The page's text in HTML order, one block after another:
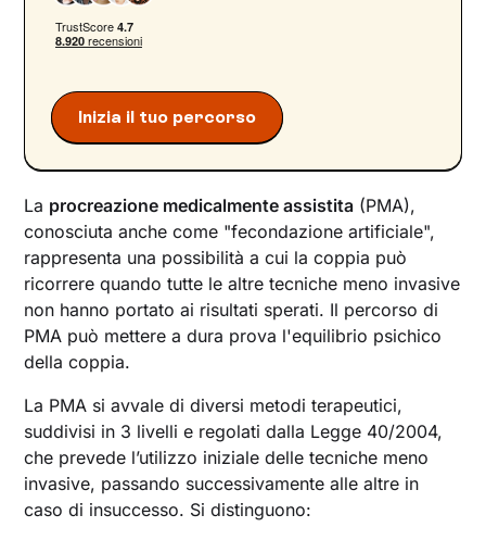
Inizia il tuo percorso
La procreazione medicalmente assistita (PMA),
conosciuta anche come "fecondazione artificiale",
rappresenta una possibilità a cui la coppia può
ricorrere quando tutte le altre tecniche meno invasive
non hanno portato ai risultati sperati. Il percorso di
PMA può mettere a dura prova l'equilibrio psichico
della coppia.
La PMA si avvale di diversi metodi terapeutici,
suddivisi in 3 livelli e regolati dalla Legge 40/2004,
che prevede l’utilizzo iniziale delle tecniche meno
invasive, passando successivamente alle altre in
caso di insuccesso. Si distinguono: